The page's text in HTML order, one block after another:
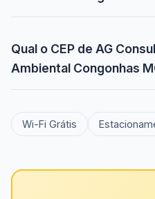
Qual o CEP de AG
Ambiental Congonhas
Wi-Fi Grátis